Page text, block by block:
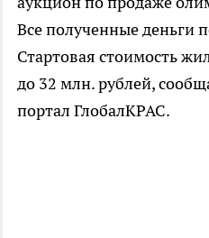
Все полученные деньги
Стартовая стоимость
до 32 млн. рублей,
портал ГлобалКРАС.